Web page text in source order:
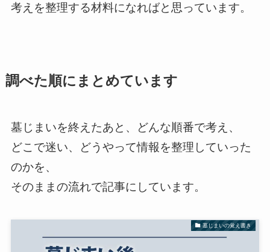
考えを整理する材料になればと思っています。
調べた順にまとめています
墓じまいを終えたあと、どんな順番で考え、
どこで迷い、どうやって情報を整理していった
のかを、
そのままの流れで記事にしています。
墓じまいの覚え書き